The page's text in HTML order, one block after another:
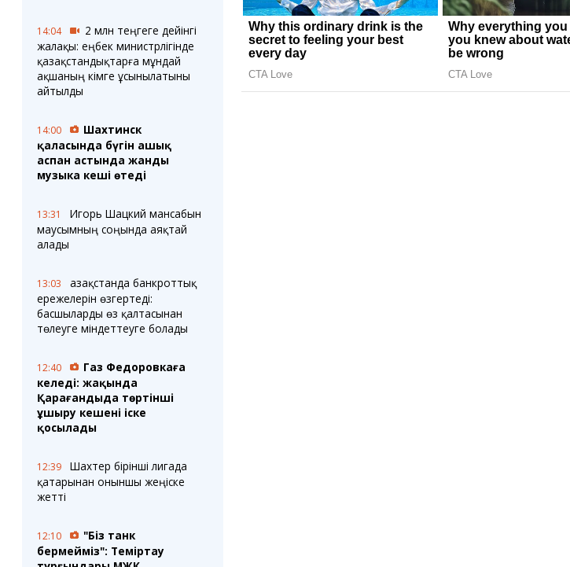
14:04
2 млн теңгеге дейінгі
жалақы: еңбек министрлігінде
қазақстандықтарға мұндай
ақшаның кімге ұсынылатыны
айтылды
14:00
Шахтинск
қаласында бүгін ашық
аспан астында жанды
музыка кеші өтеді
13:31
Игорь Шацкий мансабын
маусымның соңында аяқтай
алады
13:03
Қазақстанда банкроттық
ережелерін өзгертеді:
басшыларды өз қалтасынан
төлеуге міндеттеуге болады
12:40
Газ Федоровкаға
келеді: жақында
Қарағандыда төртінші
ұшыру кешені іске
қосылады
12:39
Шахтер бірінші лигада
қатарынан оныншы жеңіске
жетті
12:10
"Біз танк
бермейміз": Теміртау